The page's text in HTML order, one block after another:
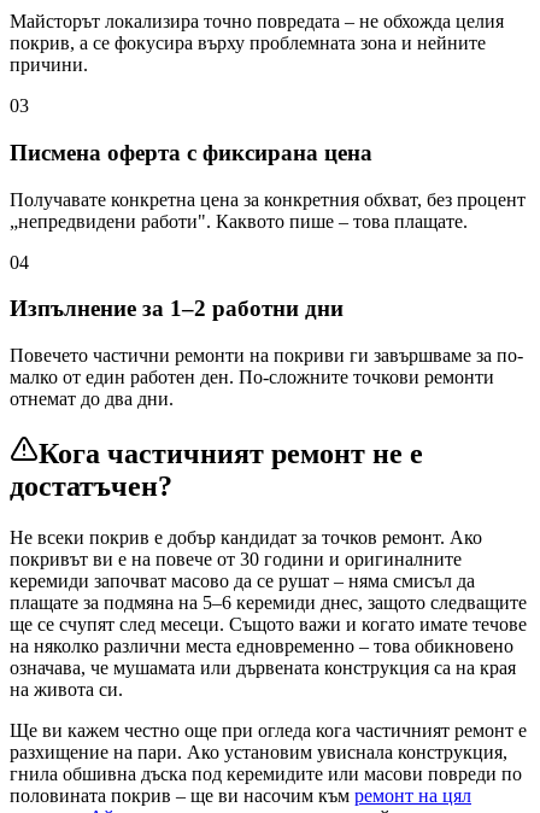
Майсторът локализира точно повредата – не обхожда целия
покрив, а се фокусира върху проблемната зона и нейните
причини.
03
Писмена оферта с фиксирана цена
Получавате конкретна цена за конкретния обхват, без процент
„непредвидени работи". Каквото пише – това плащате.
04
Изпълнение за 1–2 работни дни
Повечето частични ремонти на покриви ги завършваме за по-
малко от един работен ден. По-сложните точкови ремонти
отнемат до два дни.
Кога частичният ремонт не е
достатъчен?
Не всеки покрив е добър кандидат за точков ремонт. Ако
покривът ви е на повече от 30 години и оригиналните
керемиди започват масово да се рушат – няма смисъл да
плащате за подмяна на 5–6 керемиди днес, защото следващите
ще се счупят след месеци. Същото важи и когато имате течове
на няколко различни места едновременно – това обикновено
означава, че мушамата или дървената конструкция са на края
на живота си.
Ще ви кажем честно още при огледа кога частичният ремонт е
разхищение на пари. Ако установим увиснала конструкция,
гнила обшивна дъска под керемидите или масови повреди по
половината покрив – ще ви насочим към ремонт на цял